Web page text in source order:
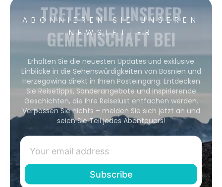
ABONNIEREN SIE UNSEREN
NEWSLETTER
TRETEN SIE UNSERER
GEMEINSCHAFT BEI
Erhalten Sie die neuesten Updates und exklusive
Einblicke in die Sehenswürdigkeiten von Bosnien und
Herzegowina direkt in Ihren Posteingang. Entdecken
Sie Reisetipps, Sonderangebote und inspirierende
Geschichten, die Ihre Reiselust entfachen werden.
Verpassen Sie nichts – melden Sie sich jetzt an und
seien Sie Teil jedes Abenteuers!